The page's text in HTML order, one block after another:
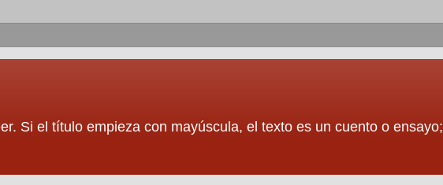
Si el título empieza con mayúscula, el texto es un cuento o ensayo;